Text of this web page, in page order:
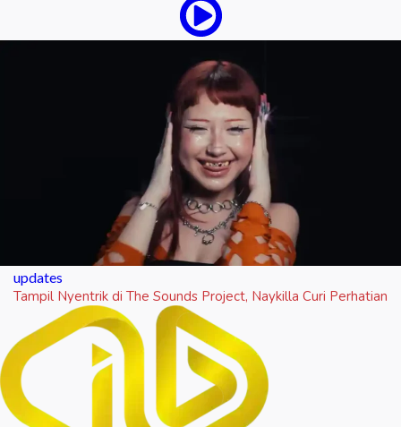
updates
Tampil Nyentrik di The Sounds Project, Naykilla Curi Perhatian